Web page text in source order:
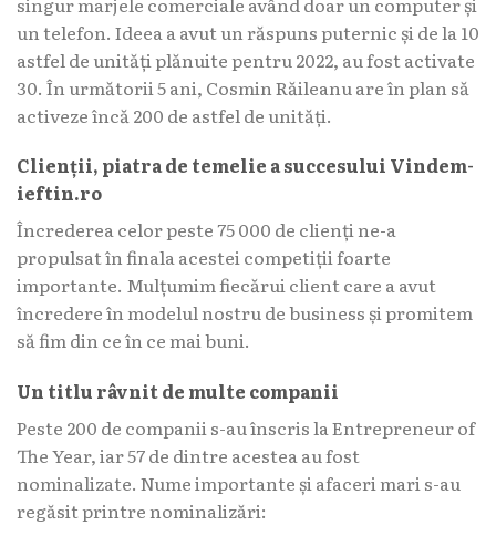
un telefon. Ideea a avut un răspuns puternic și de la 10
astfel de unități plănuite pentru 2022, au fost activate
30. În următorii 5 ani, Cosmin Răileanu are în plan să
activeze încă 200 de astfel de unități.
Clienții, piatra de temelie a succesului Vindem-
ieftin.ro
Încrederea celor peste 75 000 de clienți ne-a
propulsat în finala acestei competiții foarte
importante. Mulțumim fiecărui client care a avut
încredere în modelul nostru de business și promitem
să fim din ce în ce mai buni.
Un titlu râvnit de multe companii
Peste 200 de companii s-au înscris la Entrepreneur of
The Year, iar 57 de dintre acestea au fost
nominalizate. Nume importante și afaceri mari s-au
regăsit printre nominalizări: